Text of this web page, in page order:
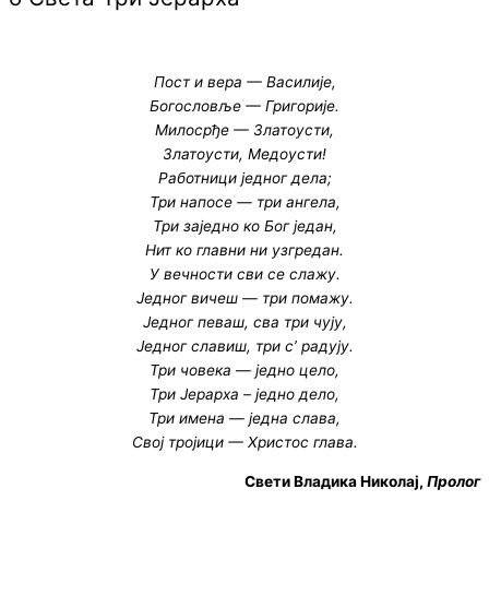
Пост и вера — Василије,
Богословље — Григорије.
Милосрђе — Златоусти,
Златоусти, Медоусти!
Работници једног дела;
Три напосе — три ангела,
Три заједно ко Бог један,
Нит ко главни ни узгредан.
У вечности сви се слажу.
Једног вичеш — три помажу.
Једног певаш, сва три чују,
Једног славиш, три с’ радују.
Три човека — једно цело,
Три Јерарха – једно дело,
Три имена — једна слава,
Свој тројици — Христос глава.
Свети Владика Николај, Пролог